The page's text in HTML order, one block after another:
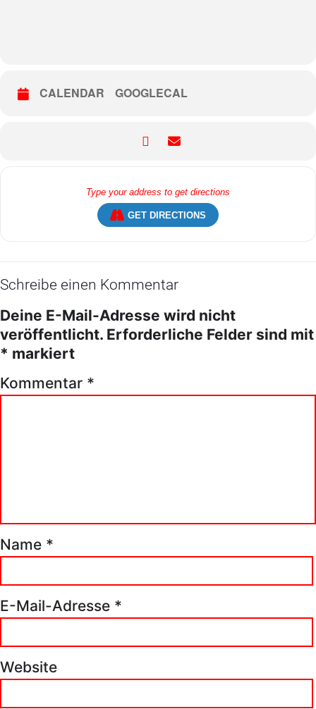
CALENDAR GOOGLECAL
GET DIRECTIONS
Schreibe einen Kommentar
Deine E-Mail-Adresse wird nicht
veröffentlicht. Erforderliche Felder sind mit
* markiert
Kommentar *
Name *
E-Mail-Adresse *
Website